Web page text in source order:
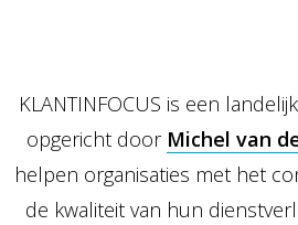
KLANTINFOCUS is een
opgericht door Michel van
helpen organisaties met het
de kwaliteit van hun